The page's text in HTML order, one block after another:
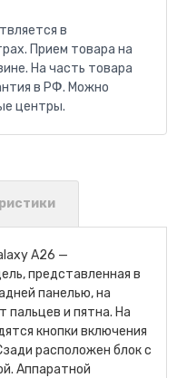
в
Прием товара на
На часть товара
в РФ. Можно
центры.
A26 —
представленная в
панелью, на
пальцев и пятна. На
кнопки включения
расположен блок с
Аппаратной